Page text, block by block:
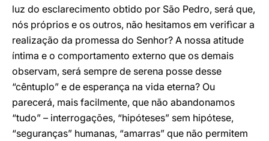
luz do esclarecimento obtido por São Pedro, será que,
nós próprios e os outros, não hesitamos em verifìcar a
realização da promessa do Senhor? A nossa atitude
íntima e o comportamento externo que os demais
observam, será sempre de serena posse desse
“cêntuplo” e de esperança na vida eterna? Ou
parecerá, mais facilmente, que não abandonamos
“tudo” – interrogações, “hipóteses” sem hipótese,
“seguranças” humanas, “amarras” que não permitem